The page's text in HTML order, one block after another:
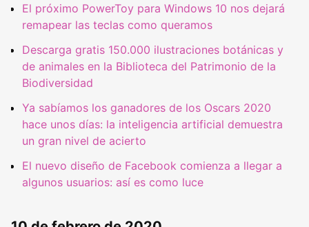
El próximo PowerToy para Windows 10 nos dejará
remapear las teclas como queramos
Descarga gratis 150.000 ilustraciones botánicas y
de animales en la Biblioteca del Patrimonio de la
Biodiversidad
Ya sabíamos los ganadores de los Oscars 2020
hace unos días: la inteligencia artificial demuestra
un gran nivel de acierto
El nuevo diseño de Facebook comienza a llegar a
algunos usuarios: así es como luce